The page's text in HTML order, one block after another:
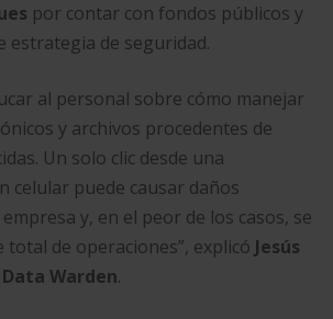
por contar con fondos públicos y
estrategia de seguridad.
al personal sobre cómo manejar
y archivos procedentes de
Un solo clic desde una
celular puede causar daños
y, en el peor de los casos, se
total de operaciones”, explicó Jesús
Data Warden.